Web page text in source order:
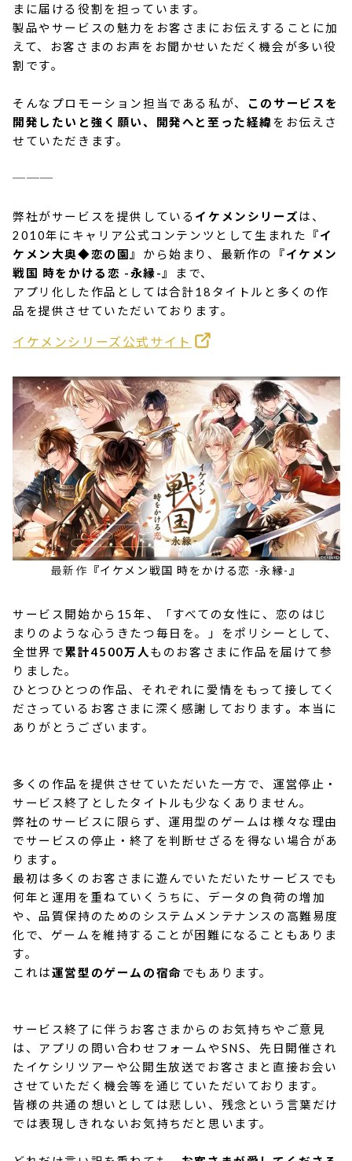
まに届ける役割を担っています。
製品やサービスの魅力をお客さまにお伝えすることに加
えて、お客さまのお声をお聞かせいただく機会が多い役
割です。
そんなプロモーション担当である私が、
このサービスを
開発したいと強く願い、開発へと至った経緯をお伝えさ
せていただきます。
弊社がサービスを提供している イケメンシリーズは、
2010年にキャリア公式コンテンツとして生まれた
『イ
ケメン大奥◆恋の園』 から始まり、最新作の
『イケメン
戦国 時をかける恋 -永縁-』
まで、
アプリ化した作品としては合計18タイトルと多くの作
品を提供させていただいております。
イケメンシリーズ公式サイト
最新作 『イケメン戦国 時をかける恋 -永縁- 』
サービス開始から15年、「すべての女性に、恋のはじ
まりのような心うきたつ毎日を。」をポリシーとして、
全世界で累計4500万人 ものお客さまに作品を届けて参
りました。
ひとつひとつの作品、それぞれに愛情をもって接してく
ださっているお客さまに深く感謝しております。本当に
ありがとうございます。
多くの作品を提供させていただいた一方で、運営停止・
サービス終了としたタイトルも少なくありません。
弊社のサービスに限らず、運用型のゲームは様々な理由
でサービスの停止・終了を判断せざるを得ない場合があ
ります。
最初は多くのお客さまに遊んでいただいたサービスでも
何年と運用を重ねていくうちに、データの負荷の増加
や、品質保持のためのシステムメンテナンスの高難易度
化で、ゲームを維持することが困難になることもありま
す。
これは運営型のゲームの宿命でもあります。
サービス終了に伴うお客さまからのお気持ちやご意見
は、アプリの問い合わせフォームやSNS、先日開催され
たイケシリツアーや公開生放送でお客さまと直接お会い
させていただく機会等を通じていただいております。
皆様の共通の想いとしては悲しい、残念という言葉だけ
では表現しきれないお気持ちだと思います。